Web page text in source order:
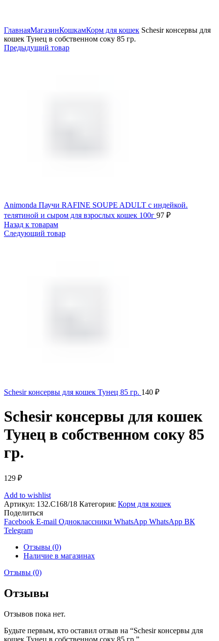
ГлавнаяМагазинКошкамКорм для кошек Schesir консервы для
кошек Тунец в собственном соку 85 гр.
Предыдущий товар
Animonda Паучи RAFINE SOUPE ADULT с индейкой.
телятиной и сыром для взрослых кошек 100г 97 ₽
Назад к товарам
Следующий товар
Schesir консервы для кошек Тунец 85 гр. 140 ₽
Schesir консервы для кошек
Тунец в собственном соку 85
гр.
129 ₽
Add to wishlist
Артикул: 132.С168/18 Категория: Корм для кошек
Поделиться
Facebook E-mail Одноклассники WhatsApp WhatsApp ВК
Telegram
Отзывы (0)
Наличие в магазинах
Отзывы (0)
Отзывы
Отзывов пока нет.
Будьте первым, кто оставил отзыв на “Schesir консервы для
кошек Тунец в собственном соку 85 гр.”